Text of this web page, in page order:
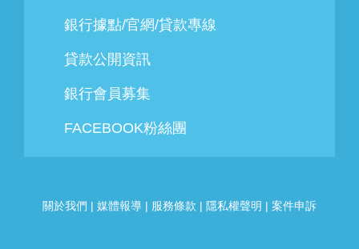
銀行據點/官網/貸款專線
貸款公開資訊
銀行會員募集
FACEBOOK粉絲團
關於我們 | 媒體報導 | 服務條款 | 隱私權聲明 | 案件申訴